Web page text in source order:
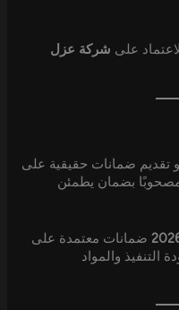
على شركة عزل
تقديم ضمانات حقيقية على
مصحوبًا بضمان يطمئن
ضمانات معتمدة على
التنفيذ والمواد